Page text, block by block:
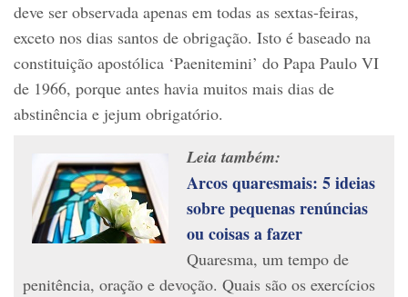
deve ser observada apenas em todas as sextas-feiras,
exceto nos dias santos de obrigação. Isto é baseado na
constituição apostólica ‘Paenitemini’ do Papa Paulo VI
de 1966, porque antes havia muitos mais dias de
abstinência e jejum obrigatório.
Leia também:
Arcos quaresmais: 5 ideias
sobre pequenas renúncias
ou coisas a fazer
Quaresma, um tempo de
penitência, oração e devoção. Quais são os exercícios